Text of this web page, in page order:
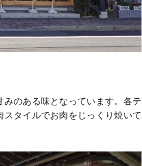
のある味となっています。各テ
タイルでお肉をじっくり焼いて